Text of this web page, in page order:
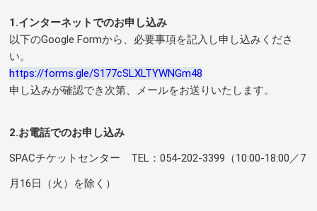
1.インターネットでのお申し込み
以下のGoogle Formから、必要事項を記入し申し込みくださ
い。
https://forms.gle/S177cSLXLTYWNGm48
申し込みが確認でき次第、メールをお送りいたします。
2.お電話でのお申し込み
SPACチケットセンター TEL：054-202-3399（10:00-18:00／7
月16日（火）を除く）